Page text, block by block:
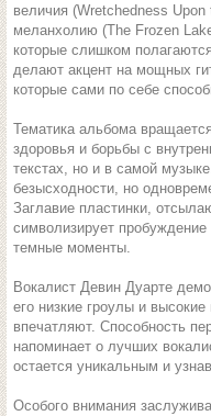
величия (Wretchedness
меланхолию (The Frozen
которые слишком
делают акцент на мощных
которые сами по себе
Тематика альбома
здоровья и борьбы с
текстах, но и в самой
безысходности, но
Заглавие пластинки,
символизирует
темные моменты.
Вокалист Девин Дуарте
его низкие гроулы и
впечатляют. Способность
напоминает о лучших
остается уникальным и
Особого внимания